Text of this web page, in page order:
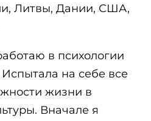
Литвы, Дании, США,
в психологии
на себе все
жизни в
Вначале я